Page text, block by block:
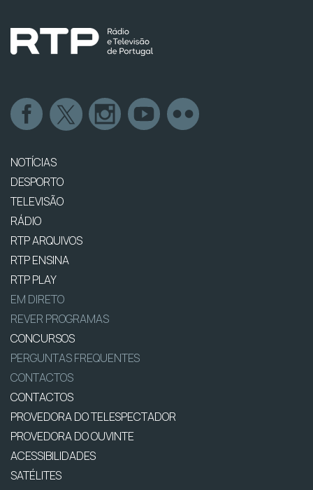
NOTÍCIAS
DESPORTO
TELEVISÃO
RÁDIO
RTP ARQUIVOS
RTP ENSINA
RTP PLAY
EM DIRETO
REVER PROGRAMAS
CONCURSOS
PERGUNTAS FREQUENTES
CONTACTOS
CONTACTOS
PROVEDORA DO TELESPECTADOR
PROVEDORA DO OUVINTE
ACESSIBILIDADES
SATÉLITES